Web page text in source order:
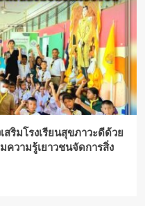
สริมโรงเรียนสุขภาวะดีด้วย
ความรู้เยาวชนจัดการสิ่ง